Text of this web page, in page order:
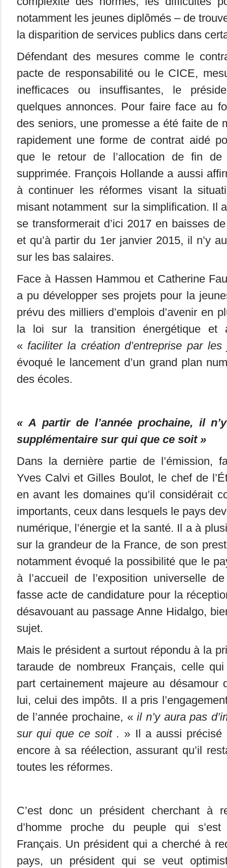
notamment les jeunes diplômés – de
la disparition de services publics dans
Défendant des mesures comme le
pacte de responsabilité ou le CICE,
inefficaces ou insuffisantes, le
quelques annonces. Pour faire face au
des seniors, une promesse a été faite de
rapidement une forme de contrat aidé
que le retour de l’allocation de fin
supprimée. François Hollande a aussi
à continuer les réformes visant la
misant notamment sur la simplification. Il
se transformerait d’ici 2017 en baisses
et qu’à partir du 1er janvier 2015, il n’y
sur les bas salaires.
Face à Hassen Hammou et Catherine
a pu développer ses projets pour la
prévu des milliers d’emplois d’avenir en
la loi sur la transition énergétique et
«faciliter la création d’entreprise par les
évoqué le lancement d’un grand plan
des écoles.
« A partir de l’année prochaine, il
supplémentaire sur qui que ce soit »
Dans la dernière partie de l’émission,
Yves Calvi et Gilles Boulot, le chef de
en avant les domaines qu’il considérait
importants, ceux dans lesquels le pays
numérique, l’énergie et la santé. Il a à
sur la grandeur de la France, de son
notamment évoqué la possibilité que le
à l’accueil de l’exposition universelle
fasse acte de candidature pour la
désavouant au passage Anne Hidalgo,
sujet.
Mais le président a surtout répondu à la
taraude de nombreux Français, celle
part certainement majeure au désamour
lui, celui des impôts. Il a pris
de l’année prochaine, «il n’y aura pas
sur qui que ce soit . » Il a aussi précisé
encore à sa réélection, assurant qu’il
toutes les réformes.
C’est donc un président cherchant à
d’homme proche du peuple qui
Français. Un président qui a cherché à
pays, un président qui se veut